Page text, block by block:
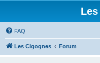
FAQ
Les Cigognes Forum